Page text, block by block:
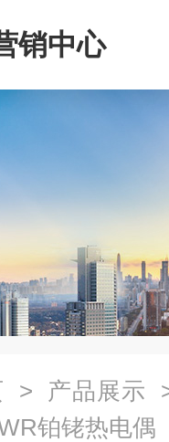
销中心
> 产品展示
铂铑热电偶